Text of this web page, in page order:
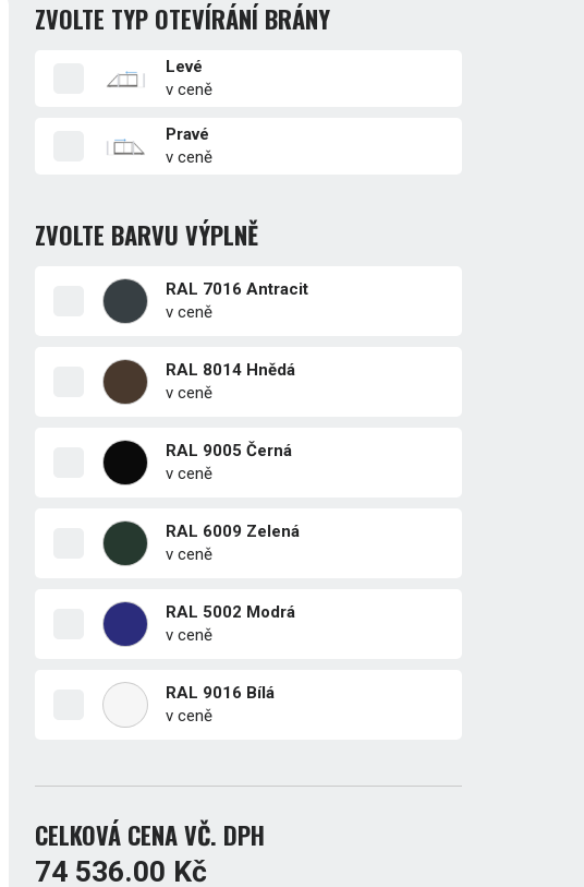
ZVOLTE TYP OTEVÍRÁNÍ BRÁNY
Levé
v ceně
Pravé
v ceně
ZVOLTE BARVU VÝPLNĚ
RAL 7016 Antracit
v ceně
RAL 8014 Hnědá
v ceně
RAL 9005 Černá
v ceně
RAL 6009 Zelená
v ceně
RAL 5002 Modrá
v ceně
RAL 9016 Bílá
v ceně
CELKOVÁ CENA VČ. DPH
74 536.00 Kč